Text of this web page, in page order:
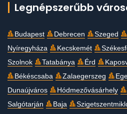
Legnépszerűbb
Budapest Debrecen Szeged
Nyíregyháza
Kecskemét
Szolnok
Tatabánya Érd
Békéscsaba
Zalaegerszeg
Dunaújváros
Hódmezővásárhely
Salgótarján
Baja